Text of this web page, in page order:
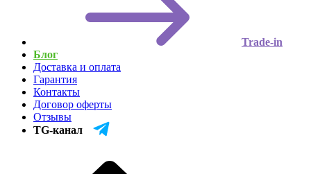
Trade-in
Блог
Доставка и оплата
Гарантия
Контакты
Договор оферты
Отзывы
TG-канал